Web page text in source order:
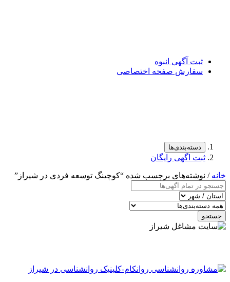
ثبت آگهی انبوه
سفارش صفحه اختصاصی
دسته‌بندی‌ها
ثبت اگهی رایگان
خانه / نوشته‌های برچسب شده “کوچینگ توسعه فردی در شیراز”
جستجو